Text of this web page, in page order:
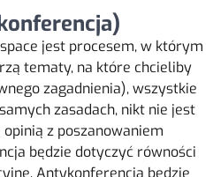
jest procesem, w którym
tematy, na które chcieliby
zagadnienia), wszystkie
zasadach, nikt nie jest
z poszanowaniem
będzie dotyczyć równości
Antykonferencja będzie